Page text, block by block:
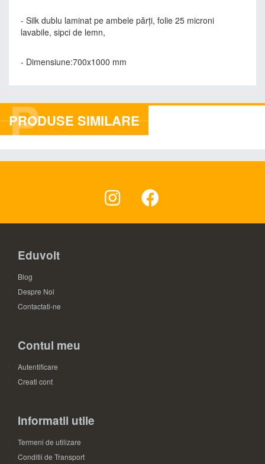
- Silk dublu laminat pe ambele părţi, folie 25 microni
lavabile, sipci de lemn,
- Dimensiune:700x1000 mm
P
PRODUSE SIMILARE
Eduvolt
Blog
Despre Noi
Contactati-ne
Contul meu
Autentificare
Creati cont
Informatii utile
Termeni de utilizare
Conditii de Transport